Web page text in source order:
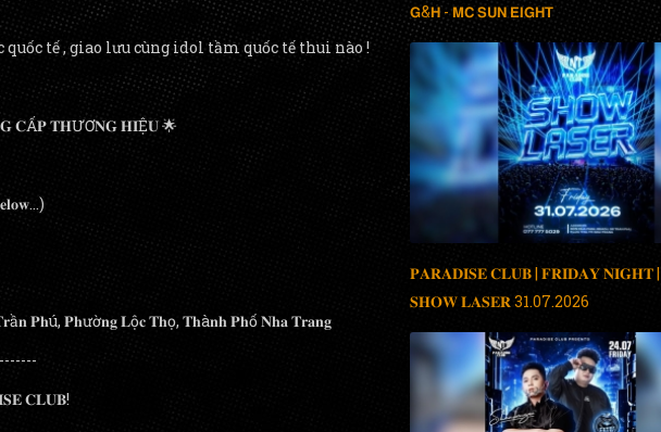
tế , giao lưu cùng idol tầm quốc tế thui nào !
𝐂Ấ𝐏 𝐓𝐇ƯƠ𝐍𝐆 𝐇𝐈Ệ𝐔 🌟
𝐏𝐡ú, 𝐏𝐡ườ𝐧𝐠 𝐋ộ𝐜 𝐓𝐡ọ, 𝐓𝐡à𝐧𝐡 𝐏𝐡ố 𝐍𝐡𝐚 𝐓𝐫𝐚𝐧𝐠
𝐂𝐋𝐔𝐁!
𝗚&𝗛 - 𝗠𝗖 𝗦𝗨𝗡 𝗘𝗜𝗚𝗛𝗧
𝐏𝐀𝐑𝐀𝐃𝐈𝐒𝐄 𝐂𝐋𝐔𝐁 | 𝐅𝐑𝐈𝐃𝐀𝐘 𝐍𝐈𝐆𝐇𝐓 |
𝐒𝐇𝐎𝐖 𝐋𝐀𝐒𝐄𝐑 31.07.2026